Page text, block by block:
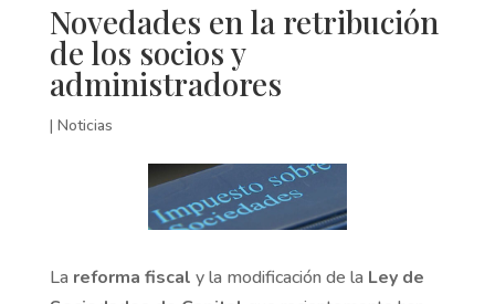
Novedades en la retribución
de los socios y
administradores
| Noticias
La reforma fiscal y la modificación de la Ley de